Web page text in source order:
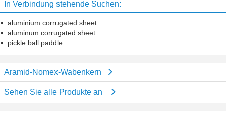
In Verbindung stehende Suchen:
aluminium corrugated sheet
aluminum corrugated sheet
pickle ball paddle
Aramid-Nomex-Wabenkern
Sehen Sie alle Produkte an